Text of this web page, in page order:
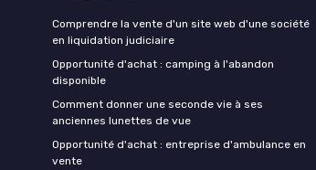
Comprendre la vente d'un site web d'une société
en liquidation judiciaire
Opportunité d'achat : camping à l'abandon
disponible
Comment donner une seconde vie à ses
anciennes lunettes de vue
Opportunité d'achat : entreprise d'ambulance en
vente